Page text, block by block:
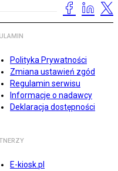
Polityka Prywatności
Zmiana ustawień zgód
Regulamin serwisu
Informacje o nadawcy
Deklaracja dostępności
E-kiosk.pl